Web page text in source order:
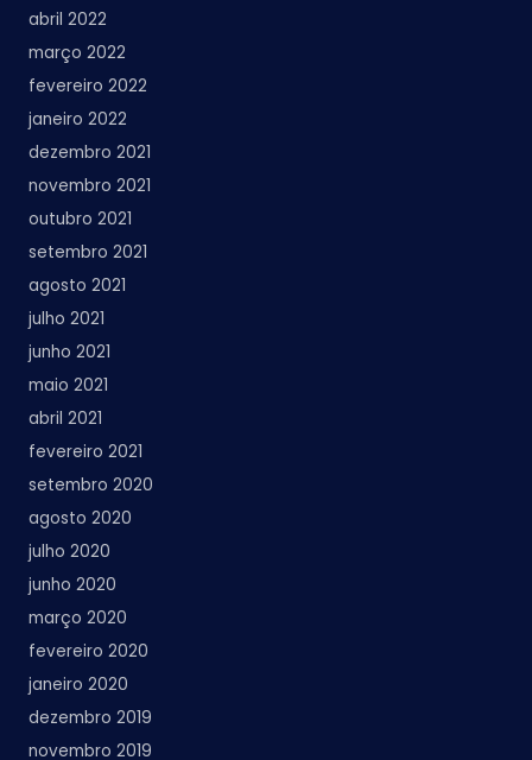
abril 2022
março 2022
fevereiro 2022
janeiro 2022
dezembro 2021
novembro 2021
outubro 2021
setembro 2021
agosto 2021
julho 2021
junho 2021
maio 2021
abril 2021
fevereiro 2021
setembro 2020
agosto 2020
julho 2020
junho 2020
março 2020
fevereiro 2020
janeiro 2020
dezembro 2019
novembro 2019